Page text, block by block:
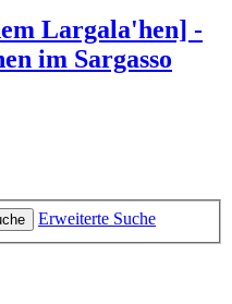
Largala'hen] -
im Sargasso
Erweiterte Suche